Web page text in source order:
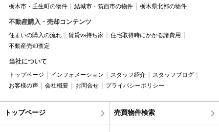
栃木市・壬生町の物件
結城市・筑西市の物件 栃木県北部の物件
不動産購入・売却コンテンツ
住まいの購入の流れ 賃貸vs持ち家
住宅取得時にかかる諸費用
不動産売却査定
当社について
トップページ インフォメーション スタッフ紹介
スタッフブログ
お客様の声
会社概要 お問合せ プライバシーポリシー
トップページ 売買物件検索